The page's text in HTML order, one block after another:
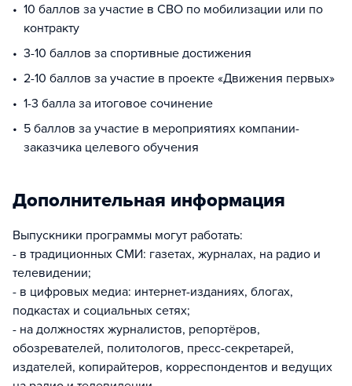
10 баллов за участие в СВО по мобилизации или по
контракту
3-10 баллов за спортивные достижения
2-10 баллов за участие в проекте «Движения первых»
1-3 балла за итоговое сочинение
5 баллов за участие в мероприятиях компании-
заказчика целевого обучения
Дополнительная информация
Выпускники программы могут работать:
- в традиционных СМИ: газетах, журналах, на радио и
телевидении;
- в цифровых медиа: интернет-изданиях, блогах,
подкастах и социальных сетях;
- на должностях журналистов, репортёров,
обозревателей, политологов, пресс-секретарей,
издателей, копирайтеров, корреспондентов и ведущих